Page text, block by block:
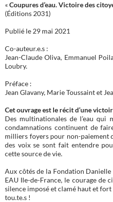
«Coupures d’eau. Victoire des
(Éditions 2031)
Publié le 29 mai 2021
Co-auteur.e.s :
Jean-Claude Oliva, Emmanuel
Loubry.
Préface :
Jean Glavany, Marie Toussaint et
Cet ouvrage est le récit d’une
Des multinationales de l’eau qui
condamnations continuent de
milliers foyers pour non-paiement
des voix se sont fait entendre
cette source de vie.
Aux côtés de la Fondation
EAU Ile-de-France, le courage de
silence imposé et clamé haut et
tou.te.s !